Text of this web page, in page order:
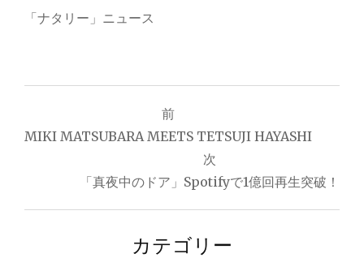
「ナタリー」ニュース
稿
ビ
前
MIKI MATSUBARA MEETS TETSUJI HAYASHI
次
「真夜中のドア」Spotifyで1億回再生突破！
カテゴリー